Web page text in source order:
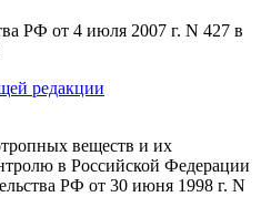
РФ от 4 июля 2007 г. N 427 в
редакции
веществ и их
в Российской Федерации
РФ от 30 июня 1998 г. N